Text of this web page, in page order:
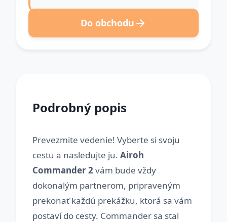
Do obchodu
Podrobný popis
Prevezmite vedenie! Vyberte si svoju
cestu a nasledujte ju. Airoh
Commander 2vám bude vždy
dokonalým partnerom, pripraveným
prekonať každú prekážku, ktorá sa vám
postaví do cesty. Commander sa stal